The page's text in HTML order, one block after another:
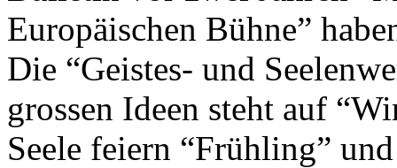
Europäischen Bühne”
Die “Geistes- und
grossen Ideen steht auf
Seele feiern “Frühling”